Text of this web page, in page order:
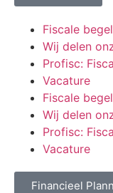
Fiscale
Wij delen
Profisc:
Vacature
Fiscale
Wij delen
Profisc:
Vacature
Financieel